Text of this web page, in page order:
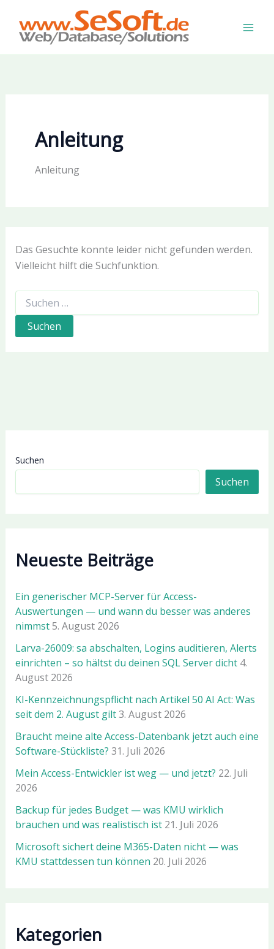
Inhalt
springen
Anleitung
Anleitung
Das Gesuchte konnte leider nicht gefunden werden.
Vielleicht hilft die Suchfunktion.
Suchen
nach:
Suchen
Suchen
Neueste Beiträge
Ein generischer MCP-Server für Access-
Auswertungen — und wann du besser was anderes
nimmst5. August 2026
Larva-26009: sa abschalten, Logins auditieren, Alerts
einrichten – so hältst du deinen SQL Server dicht 4.
August 2026
KI-Kennzeichnungspflicht nach Artikel 50 AI Act: Was
seit dem 2. August gilt3. August 2026
Braucht meine alte Access-Datenbank jetzt auch eine
Software-Stückliste? 31. Juli 2026
Mein Access-Entwickler ist weg — und jetzt? 22. Juli
2026
Backup für jedes Budget — was KMU wirklich
brauchen und was realistisch ist 21. Juli 2026
Microsoft sichert deine M365-Daten nicht — was
KMU stattdessen tun können 20. Juli 2026
Kategorien